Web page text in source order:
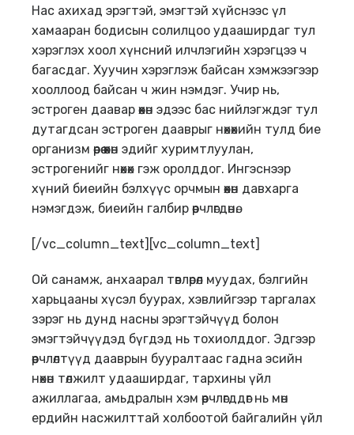
Нас ахихад эрэгтэй, эмэгтэй хүйснээс үл
хамааран бодисын солилцоо удааширдаг тул
хэрэглэх хоол хүнсний илчлэгийн хэрэгцээ ч
багасдаг. Хуучин хэрэглэж байсан хэмжээгээр
хооллоод байсан ч жин нэмдэг. Учир нь,
эстроген даавар өөхөн эдээс бас нийлэгждэг тул
дутагдсан эстроген дааврыг нөхөхийн тулд бие
организм өөрөө өөхөн эдийг хуримтлуулан,
эстрогенийг нөхөх гэж оролддог. Ингэснээр
хүний биеийн бэлхүүс орчмын өөхөн давхарга
нэмэгдэж, биеийн галбир өөрчлөгдөнө.
[/vc_column_text][vc_column_text]
Ой санамж, анхаарал төвлөрөл муудах, бэлгийн
харьцааны хүсэл буурах, хэвлийгээр таргалах
зэрэг нь дунд насны эрэгтэйчүүд болон
эмэгтэйчүүдэд бүгдэд нь тохиолддог. Эдгээр
өөрчлөлтүүд дааврын бууралтаас гадна эсийн
нөхөн төлжилт удааширдаг, тархины үйл
ажиллагаа, амьдралын хэм өөрчлөгддөг нь мөн
ердийн насжилттай холбоотой байгалийн үйл